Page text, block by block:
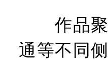
作品聚
通等不同